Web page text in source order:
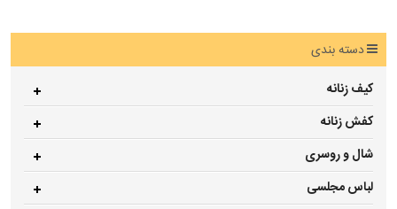
دسته بندی
کیف زنانه
کفش زنانه
شال و روسری
لباس مجلسی